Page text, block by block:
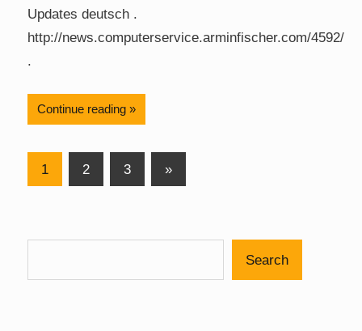
Updates deutsch .
http://news.computerservice.arminfischer.com/4592/
.
Continue reading
Posts
1 2 3
Next
»
Search